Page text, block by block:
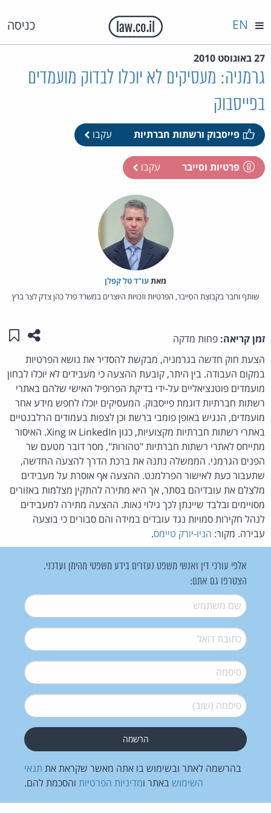
כניסה EN
27 באוגוסט 2010
גרמניה: מעסיקים לא יוכלו לבדוק מועמדים
בפייסבוק
פייסבוק ורשתות חברתיות עקבו
פרטיות וסייבר עקבו
מאת‏עו"ד טל קפלן
שותף וחבר בקבוצת הסייבר, הפרטיות וזכויות היוצרים במשרד פרל כהן צדק לצר ברץ
זמן קריאה: פחות מדקה שתפו
הצעת חוק חדשה בגרמניה, מבקשת להסדיר את נושא הפרטיות
במקום העבודה. בין היתר, קובעת ההצעה כי מעבידים לא יוכלו לבחון
מועמדים פוטנציאליים על-ידי בדיקת הפרופיל האישי שלהם באתרי
רשתות חברתיות דוגמת פייסבוק. המעסיקים יוכלו לחפש מידע אחר
מועמדים, הנגיש באופן פומבי ברשת וכן לצפות בעמודים הרלבנטיים
באתרי רשתות חברתיות מקצועיות, כגון LinkedIn או Xing. האיסור
מתייחס לאתרי רשתות חברתיות "טהורות", מסר דובר מטעם שר
הפנים הגרמני. הממשלה נתנה את ברכת הדרך להצעה החדשה,
שתעבור כעת לאישור הפרלמנט. ההצעה אף אוסרת על מעבידים
מלצלם את עובדיהם בסתר, אך היא מתירה להתקין מצלמות באזורים
מסויימים ובלבד שיינתן לכך גילוי נאות. ההצעה מתירה למעבידים
לנהל חקירות סמויות נגד עובדים במידה והם סבורים כי בוצעה
עבירה. מקור: הניו-יורק טיימס.
אלפי עורכי דין ואנשי משפט נעזרים בידע משפטי מהימן ועדכני.
הצטרפו גם אתם:
שם משתמש*
דואל*
סיסמה*
סיסמה (שוב)*
בהרשמה לאתר ובשימוש בו אתה מאשר שקראת את תנאי
השימוש באתר ומדיניות הפרטיות והסכמת להם.